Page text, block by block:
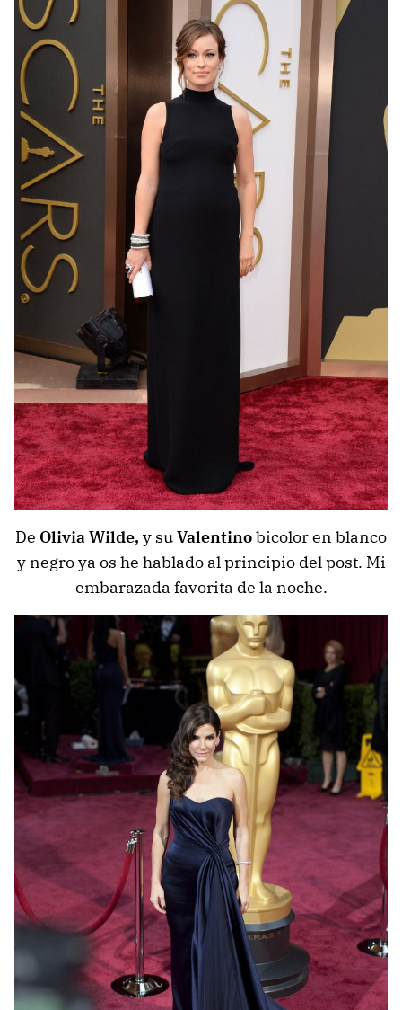
De Olivia Wilde, y suValentinobicolor en blanco
y negro ya os he hablado al principio del post. Mi
embarazada favorita de la noche.